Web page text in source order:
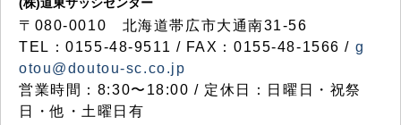
〒080-0010 北海道帯広市大通南31-56
TEL：0155-48-9511 / FAX：0155-48-1566 / g
otou@doutou-sc.co.jp
営業時間：8:30〜18:00 / 定休日：日曜日・祝祭
日・他・土曜日有